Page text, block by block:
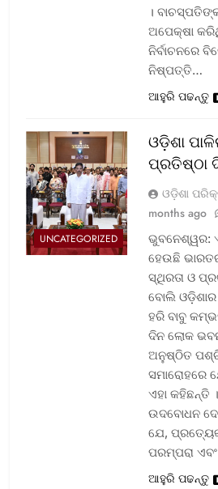
।
ଅପେକ୍ଷା
ନିର୍ବାଚନରେ
ନିଷ୍ପତ୍ତି…
ଆହୁରି ପଢନ୍ତୁ
UNCATEGORIZED
ଓଡ଼ିଶା
ପ୍ରତିଷ୍ଠା
ଓଡ଼ିଶା
months ago
ଭୁବନେଶ୍ୱର:
ହେଉଛି
ସ୍ଥିରତା ଓ
ବୋଲି ଓଡ଼ିଶାର
ହରି ବାବୁ
ଦିନ ଲୋକ
ଅନୁଷ୍ଠିତ
ସମାରୋହରେ
ଏହା କହିଛନ୍ତି
ଉଦବୋଧନ
ଯେ,
ପରମ୍ପରା
ଆହୁରି ପଢନ୍ତୁ